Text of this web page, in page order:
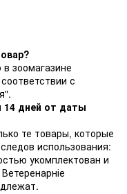
зоомагазине
с
дней от даты
те товары, которые
использования:
укомплектован и